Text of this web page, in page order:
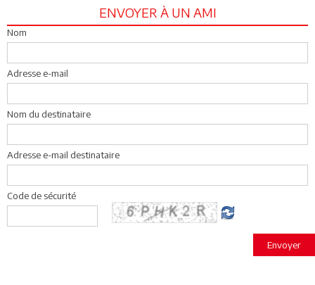
ENVOYER À UN AMI
Nom
Adresse e-mail
Nom du destinataire
Adresse e-mail destinataire
Code de sécurité
Envoyer